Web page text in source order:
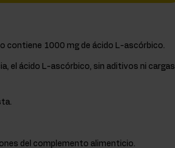
contiene 1000 mg de ácido L-ascórbico.
el ácido L-ascórbico, sin aditivos ni cargas
del complemento alimenticio.